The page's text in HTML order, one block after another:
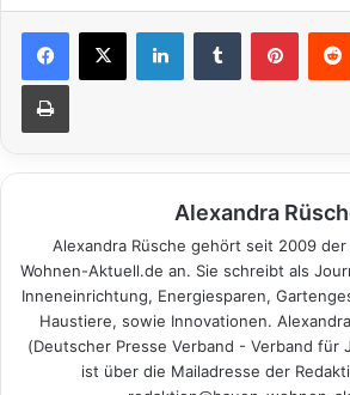
Alexandra
Alexandra Rüsche gehört seit 2009 der
Wohnen-Aktuell.de an. Sie schreibt als
Inneneinrichtung, Energiesparen,
Haustiere, sowie Innovationen.
(Deutscher Presse Verband - Verband für
ist über die Mailadresse der